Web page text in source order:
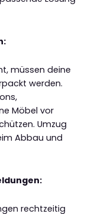
müssen deine
werden.
Möbel vor
Umzug
Abbau und
rechtzeitig